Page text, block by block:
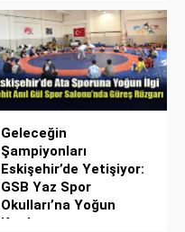
Geleceğin
Şampiyonları
Eskişehir’de Yetişiyor:
GSB Yaz Spor
Okulları’na Yoğun
Katılım